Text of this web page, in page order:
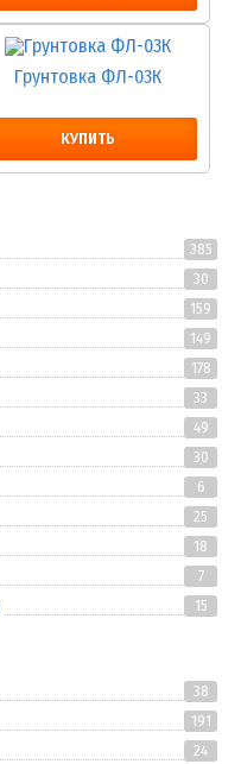
Грунтовка ФЛ-03К
КУПИТЬ
385
30
159
149
178
33
49
30
6
25
18
7
15
38
191
24